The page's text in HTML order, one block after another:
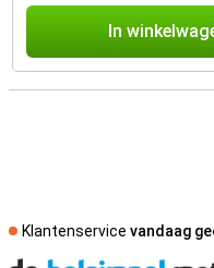
In
Klantenservice vandaag